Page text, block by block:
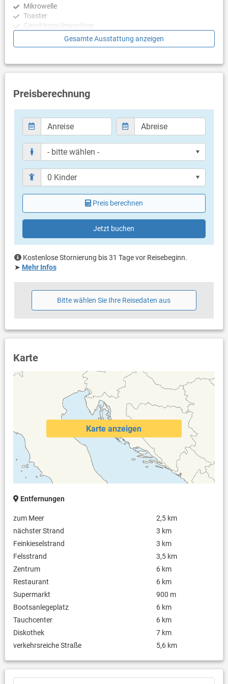
Mikrowelle
Toaster
Geschirrspülmaschine
Schlafzimmer
Balkon/Terrasse, Laminat
Laminat
Schlafzimmer mit 2 Einzelbetten, Zugang zu
Schlafzimmer mit Doppelbett, Zugang zu Balkon/Terrasse,
Laminat
Badezimmer
Bad mit WC, Dusche (en suite)
Bad mit WC, Dusche (en suite)
Bad mit WC, Dusche (en suite)
Balkon & Terrasse
eigener Balkon
Meerblick
Bestuhlung
Sonnenschirm
Terrassengröße: 70 m²
Garten zur Benutzung
Grill vorhanden
Privater Parkplatz auf dem Grundstück, Carport
Swimmingpool (32 m²)
Dusche im Außenbereich
Haustier erlaubt (gegen Gebühr: 10.00 € pro Tag / pro
Klimaanlage im Preis inklusive
Bettwäsche vorhanden
Handtücher vorhanden
Fön
Waschmaschine in der Unterkunft
Internet per WLAN
Safe
Gesamte Ausstattung anzeigen
Preisberechnung
Preis berechnen
Jetzt buchen
Kostenlose Stornierung bis 31 Tage vor Reisebeginn.
➤ Mehr Infos
Bitte wählen Sie Ihre Reisedaten aus
Karte
Karte anzeigen
Entfernungen
zum Meer
2,5 km
nächster Strand
3 km
Feinkieselstrand
3 km
Felsstrand
3,5 km
Zentrum
6 km
Restaurant
6 km
Supermarkt
900 m
Bootsanlegeplatz
6 km
Tauchcenter
6 km
Diskothek
7 km
verkehrsreiche Straße
5,6 km